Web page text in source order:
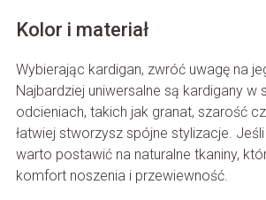
Kolor i materiał
Wybierając kardigan, zwróć uwagę na
Najbardziej uniwersalne są kardigany w
odcieniach, takich jak granat, szarość
łatwiej stworzysz spójne stylizacje.
warto postawić na naturalne tkaniny,
komfort noszenia i przewiewność.